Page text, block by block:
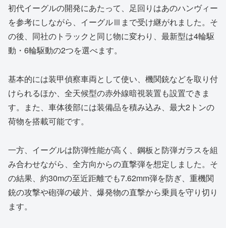
初代イーグルの開発にあたって、足回りはあのハンヴィー
を参考にしながら、イーグルⅢまで受け継がれました。そ
の後、同社のトラックと同じ物に変わり、最新型は4輪駆
動・6輪駆動の2つを選べます。
基本的には装甲偵察車両として使い、機関銃などを取り付
けられるほか、全天候型の赤外線暗視装置も設置できま
す。また、車体後部には装備品を積み込み、最大2トンの
荷物を搭載可能です。
一方、イーグルは防弾性能が高く、鋼板と防弾ガラスを組
み合わせながら、全方向からの直撃弾を想定しました。そ
の結果、約30mの至近距離でも7.62mm弾を防ぎ、重機関
銃の攻撃や砲弾の破片、爆発物の直撃から乗員を守り切り
ます。